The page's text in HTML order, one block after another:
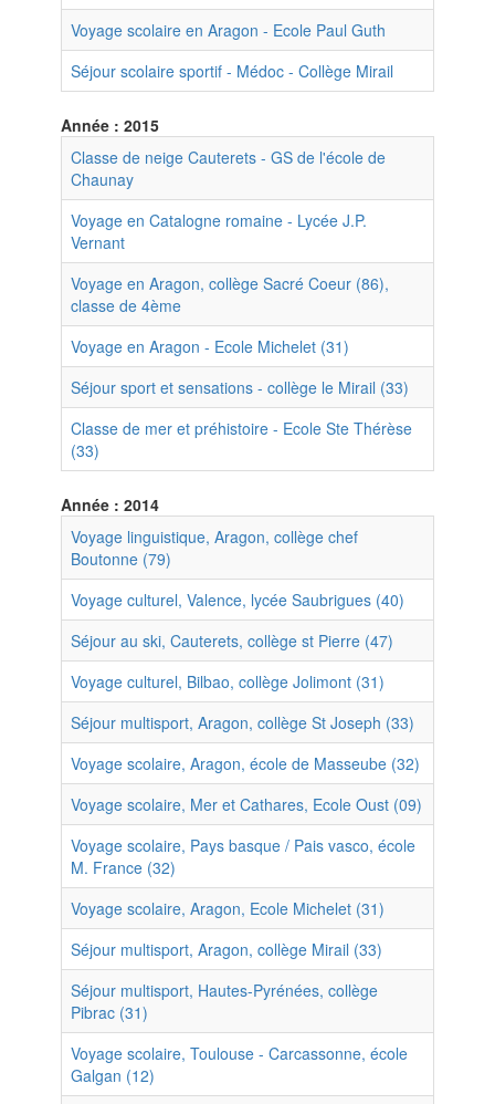
Voyage scolaire en Aragon - Ecole Paul Guth
Séjour scolaire sportif - Médoc - Collège Mirail
Année : 2015
Classe de neige Cauterets - GS de l'école de
Chaunay
Voyage en Catalogne romaine - Lycée J.P.
Vernant
Voyage en Aragon, collège Sacré Coeur (86),
classe de 4ème
Voyage en Aragon - Ecole Michelet (31)
Séjour sport et sensations - collège le Mirail (33)
Classe de mer et préhistoire - Ecole Ste Thérèse
(33)
Année : 2014
Voyage linguistique, Aragon, collège chef
Boutonne (79)
Voyage culturel, Valence, lycée Saubrigues (40)
Séjour au ski, Cauterets, collège st Pierre (47)
Voyage culturel, Bilbao, collège Jolimont (31)
Séjour multisport, Aragon, collège St Joseph (33)
Voyage scolaire, Aragon, école de Masseube (32)
Voyage scolaire, Mer et Cathares, Ecole Oust (09)
Voyage scolaire, Pays basque / Pais vasco, école
M. France (32)
Voyage scolaire, Aragon, Ecole Michelet (31)
Séjour multisport, Aragon, collège Mirail (33)
Séjour multisport, Hautes-Pyrénées, collège
Pibrac (31)
Voyage scolaire, Toulouse - Carcassonne, école
Galgan (12)